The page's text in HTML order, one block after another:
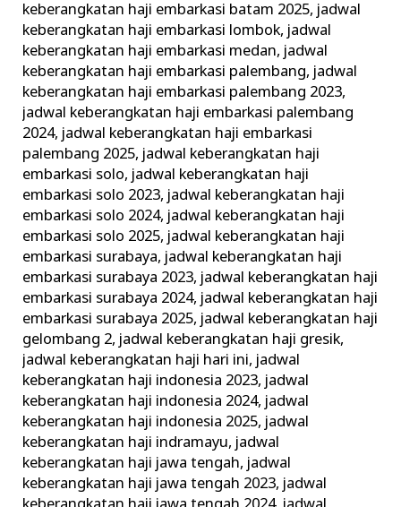
keberangkatan haji embarkasi batam 2025, jadwal
keberangkatan haji embarkasi lombok, jadwal
keberangkatan haji embarkasi medan, jadwal
keberangkatan haji embarkasi palembang, jadwal
keberangkatan haji embarkasi palembang 2023,
jadwal keberangkatan haji embarkasi palembang
2024, jadwal keberangkatan haji embarkasi
palembang 2025, jadwal keberangkatan haji
embarkasi solo, jadwal keberangkatan haji
embarkasi solo 2023, jadwal keberangkatan haji
embarkasi solo 2024, jadwal keberangkatan haji
embarkasi solo 2025, jadwal keberangkatan haji
embarkasi surabaya, jadwal keberangkatan haji
embarkasi surabaya 2023, jadwal keberangkatan haji
embarkasi surabaya 2024, jadwal keberangkatan haji
embarkasi surabaya 2025, jadwal keberangkatan haji
gelombang 2, jadwal keberangkatan haji gresik,
jadwal keberangkatan haji hari ini, jadwal
keberangkatan haji indonesia 2023, jadwal
keberangkatan haji indonesia 2024, jadwal
keberangkatan haji indonesia 2025, jadwal
keberangkatan haji indramayu, jadwal
keberangkatan haji jawa tengah, jadwal
keberangkatan haji jawa tengah 2023, jadwal